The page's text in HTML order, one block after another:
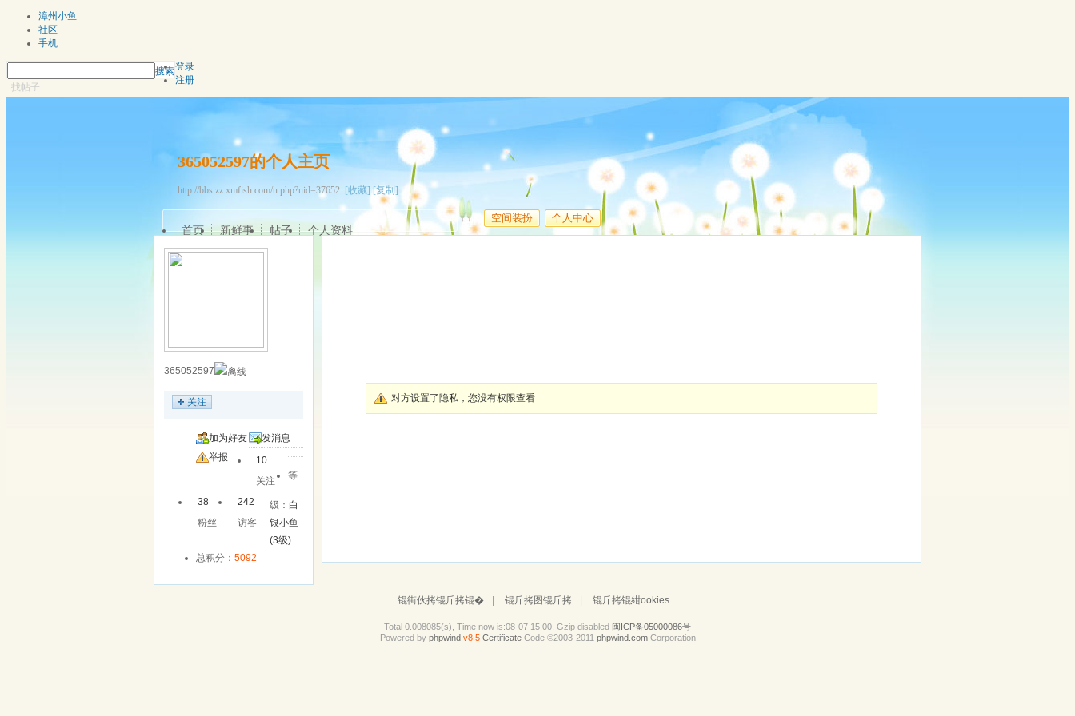
漳州小鱼
社区
手机
搜索
找帖子...
登录
注册
365052597的个人主页
http://bbs.zz.xmfish.com/u.php?uid=37652 [收藏] [复制]
空间装扮 个人中心
首页 新鲜事 帖子 个人资料
365052597
关注
加为好友
发消息
举报
10
关注
38
粉丝
242
访客
等
级： 白
银小鱼
(3级)
总积分： 5092
对方设置了隐私，您没有权限查看
锟街伙拷锟斤拷锟� | 锟斤拷图锟斤拷 | 锟斤拷锟紺ookies
Total 0.008085(s), Time now is:08-07 15:00, Gzip disabled 闽ICP备05000086号
Powered by phpwind v8.5 CertificateCode ©2003-2011 phpwind.comCorporation